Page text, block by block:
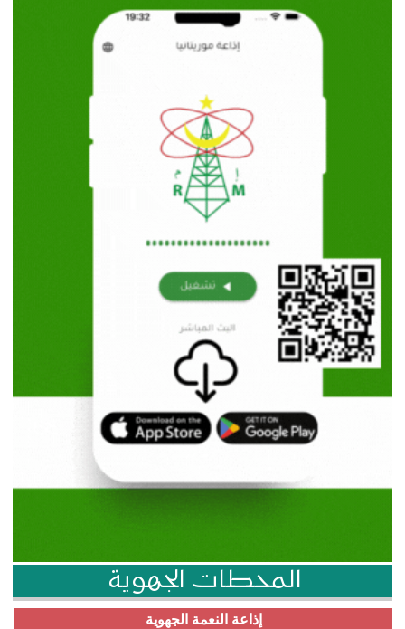
المحطات الجهوية
إذاعة النعمة الجهوية